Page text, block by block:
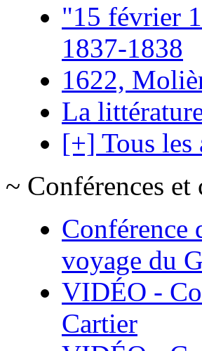
"15 février
1837-1838
1622,
La
[+] Tous les
~ Conférences
Conférence
voyage du
VIDÉO -
Cartier